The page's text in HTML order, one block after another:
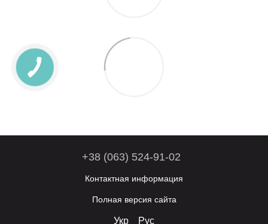
+38 (063) 524-91-02
Контактная информация
Полная версия сайта
Укр Рус